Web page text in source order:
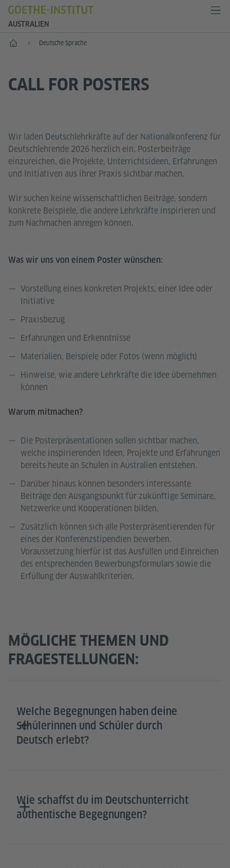
AUSTRALIEN
Start Deutsche Sprache
CALL FOR POSTERS
Wir laden Deutschlehrkräfte auf der Nationalkonferenz für
Deutschlehrende 2026 herzlich ein, Posterbeiträge
einzureichen, die Projekte, Unterrichtsideen, Erfahrungen
und Initiativen aus ihrer Praxis sichtbar machen.
Wir suchen keine wissenschaftlichen Beiträge, sondern
konkrete Beispiele, die andere Lehrkräfte inspirieren und
zum Nachmachen anregen können.
Was wir uns von einem Poster wünschen:
Vorstellung eines konkreten Projekts, einer Idee oder
Initiative
Praxisbezug
Erfahrungen und Erkenntnisse
Materialien, Beispiele oder Fotos (wenn möglich)
Hinweise, wie andere Lehrkräfte die Idee übernehmen
können
Warum mitmachen?
Die Posterpräsentationen sollen sichtbar machen,
welche inspirierenden Ideen, Projekte und Erfahrungen
bereits heute an Schulen in Australien entstehen.
Darüber hinaus können besonders interessante
Beiträge den Ausgangspunkt für zukünftige Seminare,
Netzwerke und Kooperationen bilden.
Zusätzlich können sich alle Posterpräsentierenden für
eines der Konferenzstipendien bewerben.
Voraussetzung hierfür ist das Ausfüllen und Einreichen
des entsprechenden Bewerbungsformulars sowie die
Erfüllung der Auswahlkriterien.
MÖGLICHE THEMEN UND
FRAGESTELLUNGEN:
Welche Begegnungen haben deine
Schülerinnen und Schüler durch
Deutsch erlebt?
Wie schaffst du im Deutschunterricht
authentische Begegnungen?